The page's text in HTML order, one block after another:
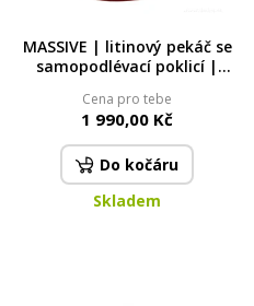
MASSIVE | litinový pekáč se
samopodlévací poklicí |
červený
Cena pro tebe
1 990,00 Kč
Do kočáru
Skladem